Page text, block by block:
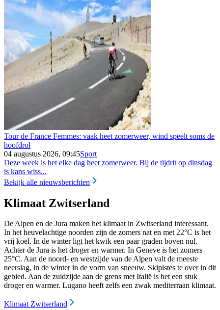
Tour de France Femmes: vaak heet zomerweer, wind speelt soms de
hoofdrol
04 augustus 2026, 09:45Sport
Deze week is het elke dag heet zomerweer. Bij de tijdrit op dinsdag
is kans wiss...
Bekijk alle nieuwsberichten
Klimaat Zwitserland
De Alpen en de Jura maken het klimaat in Zwitserland interessant.
In het heuvelachtige noorden zijn de zomers nat en met 22°C is het
vrij koel. In de winter ligt het kwik een paar graden boven nul.
Achter de Jura is het droger en warmer. In Geneve is het zomers
25°C. Aan de noord- en westzijde van de Alpen valt de meeste
neerslag, in de winter in de vorm van sneeuw. Skipistes te over in dit
gebied. Aan de zuidzijde aan de grens met Italië is het een stuk
droger en warmer. Lugano heeft zelfs een zwak mediterraan klimaat.
Klimaat Zwitserland